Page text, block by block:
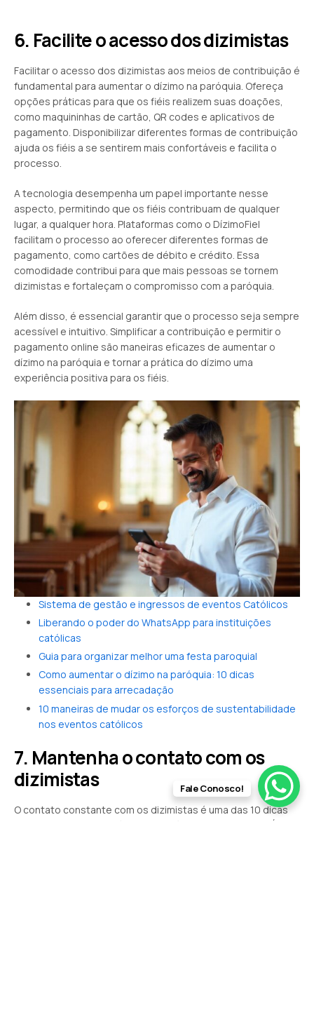
6. Facilite o acesso dos dizimistas
Facilitar o acesso dos dizimistas aos meios de contribuição é
fundamental para aumentar o dízimo na paróquia. Ofereça
opções práticas para que os fiéis realizem suas doações,
como maquininhas de cartão, QR codes e aplicativos de
pagamento. Disponibilizar diferentes formas de contribuição
ajuda os fiéis a se sentirem mais confortáveis e facilita o
processo.
A tecnologia desempenha um papel importante nesse
aspecto, permitindo que os fiéis contribuam de qualquer
lugar, a qualquer hora. Plataformas como o DízimoFiel
facilitam o processo ao oferecer diferentes formas de
pagamento, como cartões de débito e crédito. Essa
comodidade contribui para que mais pessoas se tornem
dizimistas e fortaleçam o compromisso com a paróquia.
Além disso, é essencial garantir que o processo seja sempre
acessível e intuitivo. Simplificar a contribuição e permitir o
pagamento online são maneiras eficazes de aumentar o
dízimo na paróquia e tornar a prática do dízimo uma
experiência positiva para os fiéis.
Sistema de gestão e ingressos de eventos Católicos
Liberando o poder do WhatsApp para instituições
católicas
Guia para organizar melhor uma festa paroquial
Como aumentar o dízimo na paróquia: 10 dicas
essenciais para arrecadação
10 maneiras de mudar os esforços de sustentabilidade
nos eventos católicos
7. Mantenha o contato com os
dizimistas
O contato constante com os dizimistas é uma das 10 dicas
Fale Conosco!